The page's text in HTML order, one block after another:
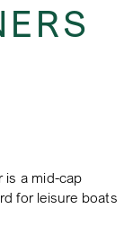
is a mid-cap
for leisure boats